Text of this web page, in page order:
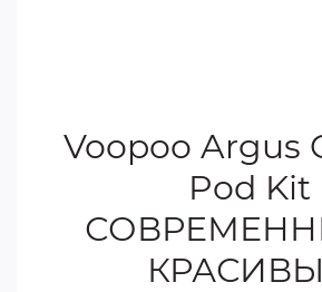
Voopoo Argus
Pod Kit